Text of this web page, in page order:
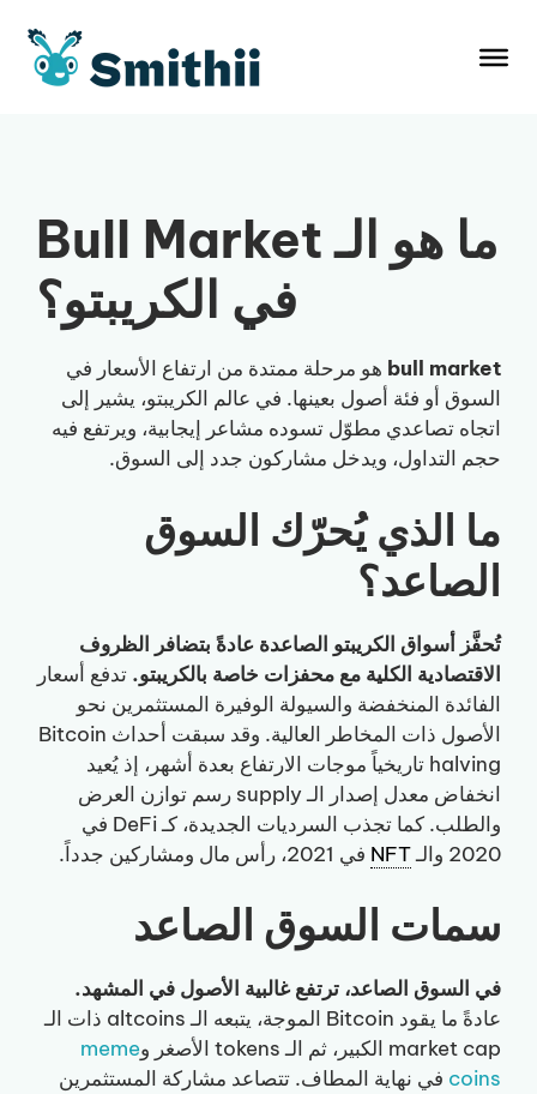
المحتوى
ما هو الـ Bull Market
في الكريبتو؟
bull market هو مرحلة ممتدة من ارتفاع الأسعار في
السوق أو فئة أصول بعينها. في عالم الكريبتو، يشير إلى
اتجاه تصاعدي مطوّل تسوده مشاعر إيجابية، ويرتفع فيه
حجم التداول، ويدخل مشاركون جدد إلى السوق.
ما الذي يُحرّك السوق
الصاعد؟
تُحفَّز أسواق الكريبتو الصاعدة عادةً بتضافر الظروف
الاقتصادية الكلية مع محفزات خاصة بالكريبتو. تدفع أسعار
الفائدة المنخفضة والسيولة الوفيرة المستثمرين نحو
الأصول ذات المخاطر العالية. وقد سبقت أحداث Bitcoin
halving تاريخياً موجات الارتفاع بعدة أشهر، إذ يُعيد
انخفاض معدل إصدار الـ supply رسم توازن العرض
والطلب. كما تجذب السرديات الجديدة، كـ DeFi في
2020 والـ
NFT في 2021، رأس مال ومشاركين جدداً.
سمات السوق الصاعد
في السوق الصاعد، ترتفع غالبية الأصول في المشهد.
عادةً ما يقود Bitcoin الموجة، يتبعه الـ altcoins ذات الـ
market cap الكبير، ثم الـ tokens الأصغر و
meme
coins في نهاية المطاف. تتصاعد مشاركة المستثمرين